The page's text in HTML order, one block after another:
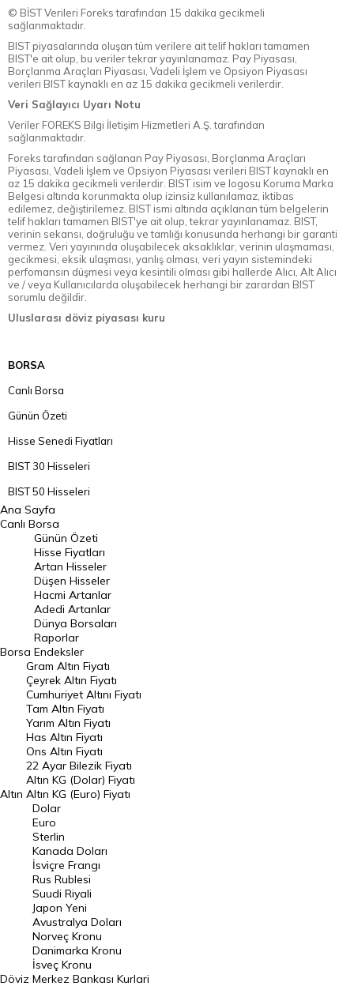
© BİST Verileri Foreks tarafından 15 dakika gecikmeli
sağlanmaktadır.
BIST piyasalarında oluşan tüm verilere ait telif hakları tamamen
BIST'e ait olup, bu veriler tekrar yayınlanamaz. Pay Piyasası,
Borçlanma Araçları Piyasası, Vadeli İşlem ve Opsiyon Piyasası
verileri BIST kaynaklı en az 15 dakika gecikmeli verilerdir.
Veri Sağlayıcı Uyarı Notu
Veriler FOREKS Bilgi İletişim Hizmetleri A.Ş. tarafından
sağlanmaktadır.
Foreks tarafından sağlanan Pay Piyasası, Borçlanma Araçları
Piyasası, Vadeli İşlem ve Opsiyon Piyasası verileri BIST kaynaklı en
az 15 dakika gecikmeli verilerdir. BIST isim ve logosu Koruma Marka
Belgesi altında korunmakta olup izinsiz kullanılamaz, iktibas
edilemez, değiştirilemez. BIST ismi altında açıklanan tüm belgelerin
telif hakları tamamen BIST'ye ait olup, tekrar yayınlanamaz. BIST,
verinin sekansı, doğruluğu ve tamlığı konusunda herhangi bir garanti
vermez. Veri yayınında oluşabilecek aksaklıklar, verinin ulaşmaması,
gecikmesi, eksik ulaşması, yanlış olması, veri yayın sistemindeki
perfomansın düşmesi veya kesintili olması gibi hallerde Alıcı, Alt Alıcı
ve / veya Kullanıcılarda oluşabilecek herhangi bir zarardan BIST
sorumlu değildir.
Uluslarası döviz piyasası kuru
BORSA
Canlı Borsa
Günün Özeti
Hisse Senedi Fiyatları
BIST 30 Hisseleri
BIST 50 Hisseleri
BIST 100 Hisseleri
En Çok Artan Hisseler
En Çok Düşen Hisseler
Hacmi Artanlar
Geçmiş Kapanışlar
Dünya Borsaları
Raporlar
Endeksler
DÖVİZ
Döviz Kuru
Dolar Kuru
Euro Kuru
Pound Kuru
Frank Kuru
Riyal Kuru
Avustralya Doları
Danimarka Kronu Kuru
Kanada Doları Kuru
Norveç Kronu Kuru
Ana Sayfa
Canlı Borsa
Borsa
Günün Özeti
Hisse Fiyatları
Artan Hisseler
Düşen Hisseler
Hacmi Artanlar
Adedi Artanlar
Dünya Borsaları
Raporlar
Endeksler
Altın
Gram Altın Fiyatı
Çeyrek Altın Fiyatı
Cumhuriyet Altını Fiyatı
Tam Altın Fiyatı
Yarım Altın Fiyatı
Has Altın Fiyatı
Ons Altın Fiyatı
22 Ayar Bilezik Fiyatı
Altın KG (Dolar) Fiyatı
Altın KG (Euro) Fiyatı
Döviz
Dolar
Euro
Sterlin
Kanada Doları
İsviçre Frangı
Rus Rublesi
Suudi Riyali
Japon Yeni
Avustralya Doları
Norveç Kronu
Danimarka Kronu
İsveç Kronu
Merkez Bankası Kurlari